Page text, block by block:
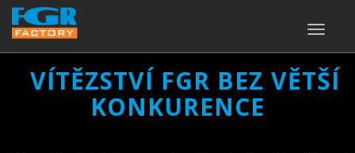
TOGGLE
VÍTĚZSTVÍ FGR BEZ VĚTŠÍ
KONKURENCE